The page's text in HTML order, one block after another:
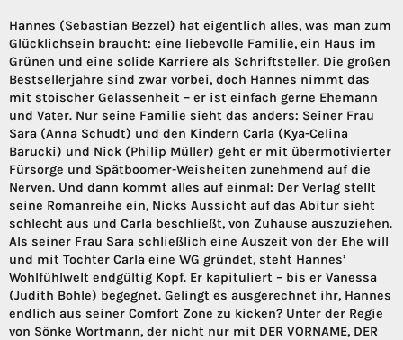
Hannes (Sebastian Bezzel) hat eigentlich alles, was man zum
Glücklichsein braucht: eine liebevolle Familie, ein Haus im
Grünen und eine solide Karriere als Schriftsteller. Die großen
Bestsellerjahre sind zwar vorbei, doch Hannes nimmt das
mit stoischer Gelassenheit – er ist einfach gerne Ehemann
und Vater. Nur seine Familie sieht das anders: Seiner Frau
Sara (Anna Schudt) und den Kindern Carla (Kya-Celina
Barucki) und Nick (Philip Müller) geht er mit übermotivierter
Fürsorge und Spätboomer-Weisheiten zunehmend auf die
Nerven. Und dann kommt alles auf einmal: Der Verlag stellt
seine Romanreihe ein, Nicks Aussicht auf das Abitur sieht
schlecht aus und Carla beschließt, von Zuhause auszuziehen.
Als seiner Frau Sara schließlich eine Auszeit von der Ehe will
und mit Tochter Carla eine WG gründet, steht Hannes’
Wohlfühlwelt endgültig Kopf. Er kapituliert – bis er Vanessa
(Judith Bohle) begegnet. Gelingt es ausgerechnet ihr, Hannes
endlich aus seiner Comfort Zone zu kicken? Unter der Regie
von Sönke Wortmann, der nicht nur mit DER VORNAME, DER